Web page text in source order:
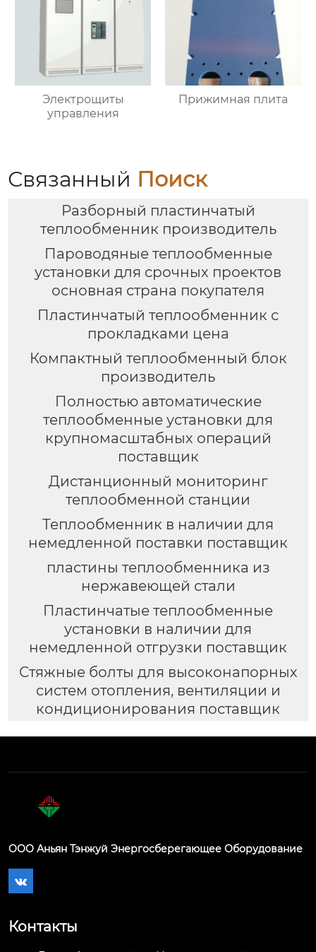
Электрощиты
управления
Прижимная плита
Связанный Поиск
Разборный пластинчатый
теплообменник производитель
Пароводяные теплообменные
установки для срочных проектов
основная страна покупателя
Пластинчатый теплообменник с
прокладками цена
Компактный теплообменный блок
производитель
Полностью автоматические
теплообменные установки для
крупномасштабных операций
поставщик
Дистанционный мониторинг
теплообменной станции
Теплообменник в наличии для
немедленной поставки поставщик
пластины теплообменника из
нержавеющей стали
Пластинчатые теплообменные
установки в наличии для
немедленной отгрузки поставщик
Стяжные болты для высоконапорных
систем отопления, вентиляции и
кондиционирования поставщик
ООО Аньян Тэнжуй Энергосберегающее Оборудование

Контакты